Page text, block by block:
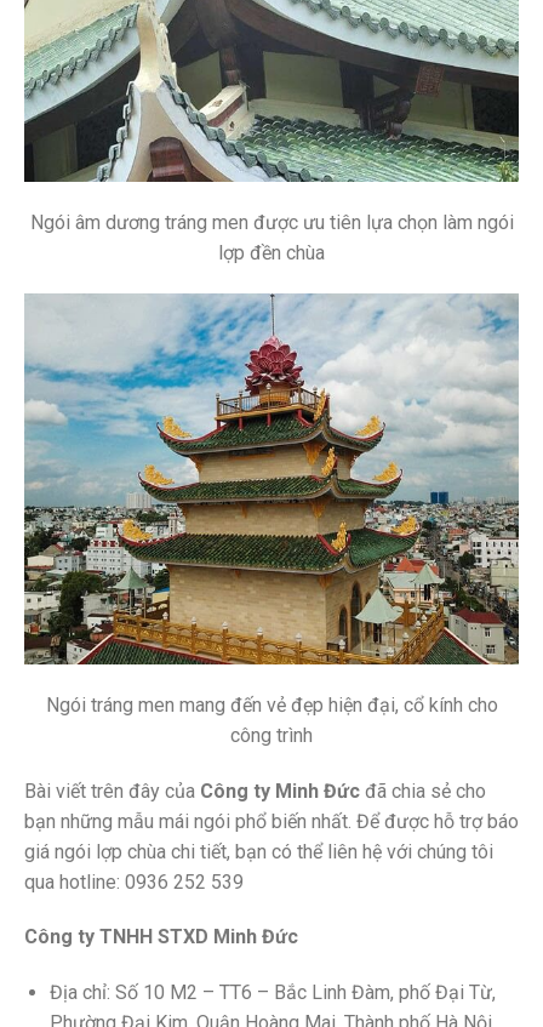
Ngói âm dương tráng men được ưu tiên lựa chọn làm ngói
lợp đền chùa
Ngói tráng men mang đến vẻ đẹp hiện đại, cổ kính cho
công trình
Bài viết trên đây của Công ty Minh Đức đã chia sẻ cho
bạn những mẫu mái ngói phổ biến nhất. Để được hỗ trợ báo
giá ngói lợp chùa chi tiết, bạn có thể liên hệ với chúng tôi
qua hotline: 0936 252 539
Công ty TNHH STXD Minh Đức
Địa chỉ: Số 10 M2 – TT6 – Bắc Linh Đàm, phố Đại Từ,